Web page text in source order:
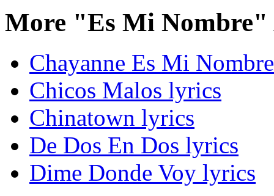
More "Es Mi
Chayanne Es Mi
Chicos Malos lyrics
Chinatown lyrics
De Dos En Dos lyrics
Dime Donde Voy lyrics